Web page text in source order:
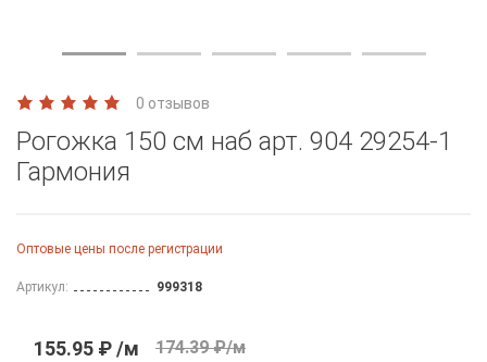
0 отзывов
Рогожка 150 см наб арт. 904 29254-1
Гармония
Оптовые цены после регистрации
Артикул: 999318
155.95 ₽ /м 174.39 ₽/м